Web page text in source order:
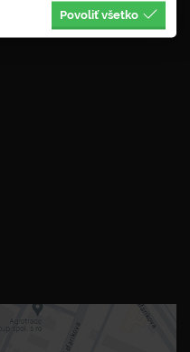
Povoliť všetko